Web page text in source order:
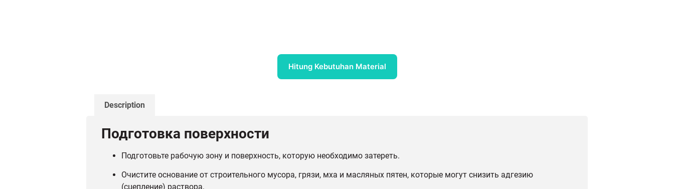
Hitung Kebutuhan Material
Description
Подготовка поверхности
Подготовьте рабочую зону и поверхность, которую необходимо затереть.
Очистите основание от строительного мусора, грязи, мха и масляных пятен, которые могут снизить адгезию
(сцепление) раствора.